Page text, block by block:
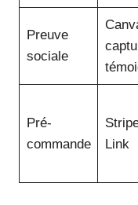
Preuve
sociale
Pré-
commande
Link